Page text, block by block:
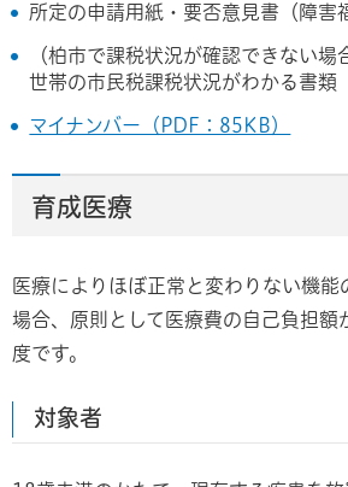
所定の申請用紙・要否意見書（障害
（柏市で課税状況が確認できない場
世帯の市民税課税状況がわかる書類
マイナンバー（PDF：85KB）
育成医療
医療によりほぼ正常と変わりない機能
場合、原則として医療費の自己負担額
度です。
対象者